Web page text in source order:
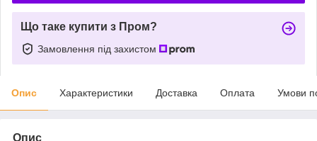
Що таке купити з Пром?
Замовлення під захистом
Опис Характеристики Доставка Оплата Умови
Опис